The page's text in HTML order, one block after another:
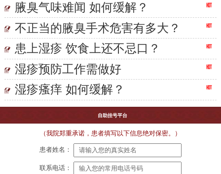
腋臭气味难闻 如何缓解？
不正当的腋臭手术危害有多大？
患上湿疹 饮食上还不忌口？
湿疹预防工作需做好
湿疹瘙痒 如何缓解？
自助挂号平台
（我院郑重承诺，患者填写以下信息绝对保密。）
患者姓名：
联系电话：